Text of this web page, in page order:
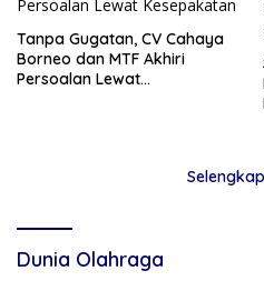
Tanpa Gugatan, CV Cahaya
Borneo dan MTF Akhiri
Persoalan Lewat
Dunia Olahraga